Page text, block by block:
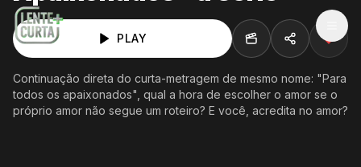
PLAY
Continuação direta do curta-metragem de mesmo nome: "Para
todos os apaixonados", qual a hora de escolher o amor se o
próprio amor não segue um roteiro? E você, acredita no amor?